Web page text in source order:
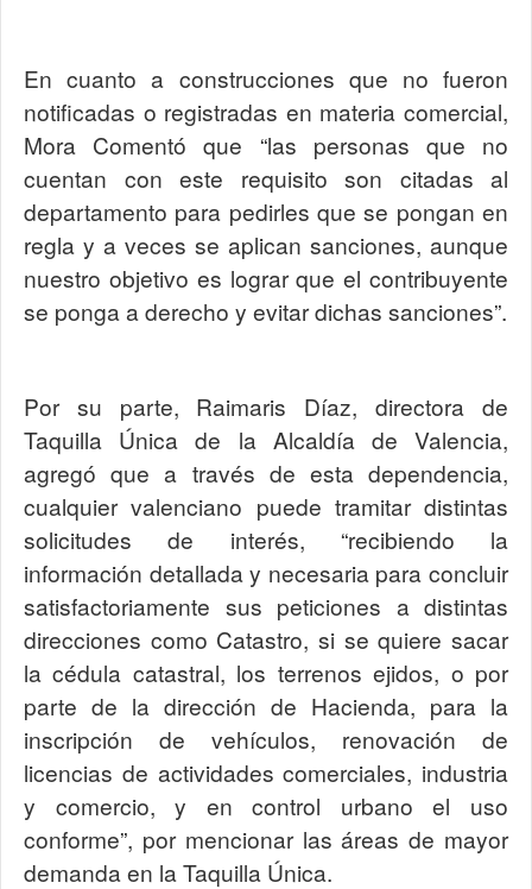
En cuanto a construcciones que no fueron
notificadas o registradas en materia comercial,
Mora Comentó que “las personas que no
cuentan con este requisito son citadas al
departamento para pedirles que se pongan en
regla y a veces se aplican sanciones, aunque
nuestro objetivo es lograr que el contribuyente
se ponga a derecho y evitar dichas sanciones”.
Por su parte, Raimaris Díaz, directora de
Taquilla Única de la Alcaldía de Valencia,
agregó que a través de esta dependencia,
cualquier valenciano puede tramitar distintas
solicitudes de interés, “recibiendo la
información detallada y necesaria para concluir
satisfactoriamente sus peticiones a distintas
direcciones como Catastro, si se quiere sacar
la cédula catastral, los terrenos ejidos, o por
parte de la dirección de Hacienda, para la
inscripción de vehículos, renovación de
licencias de actividades comerciales, industria
y comercio, y en control urbano el uso
conforme”, por mencionar las áreas de mayor
demanda en la Taquilla Única.